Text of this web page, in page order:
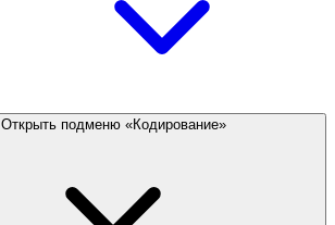
Открыть подменю «Кодирование»